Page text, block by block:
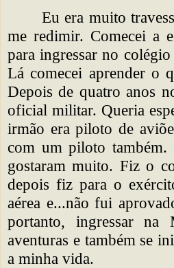
Eu era muito
me redimir. Comecei a
para ingressar no
Lá comecei aprender o
Depois de quatro anos
oficial militar. Queria
irmão era piloto de
com um piloto também.
gostaram muito. Fiz o
depois fiz para o
aérea e...não fui
portanto, ingressar na
aventuras e também se
a minha vida.